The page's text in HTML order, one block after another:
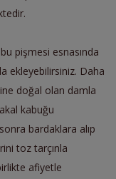
pişmesi esnasında
ekleyebilirsiniz. Daha
doğal olan damla
kabuğu
bardaklara alıp
toz tarçınla
afiyetle